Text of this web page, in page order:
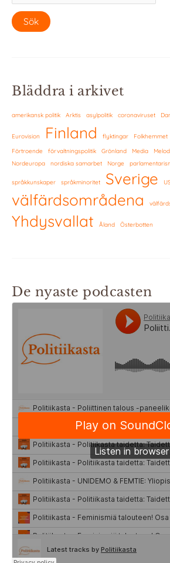
Bläddra i arkivet
amerikansk politik Arktis asylpolitik coronaviruset
Eurovision Finland flyktingar Folkhemmet
Förtroende
förvaltningspolitik Grönland Media
Nordeuropa
nordiska samarbet Norge
språkkunskaper språkminoritet Sverige
välfärdsområdena
Yhdysvallat Åland Österbotten
De nyaste podcasten